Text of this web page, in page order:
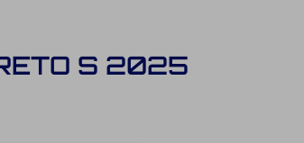
S 2025